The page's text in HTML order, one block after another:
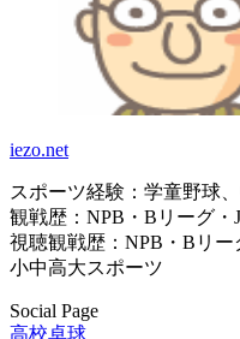
iezo.net
スポーツ経験：学童野球
観戦歴：NPB・Bリーグ
視聴観戦歴：NPB・Bリ
小中高大スポーツ
Social Page
高校卓球